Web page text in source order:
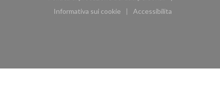
((apre una nuova finestra))
Informativa sui cookie
((apre una nuova finestra))
Accessibilita